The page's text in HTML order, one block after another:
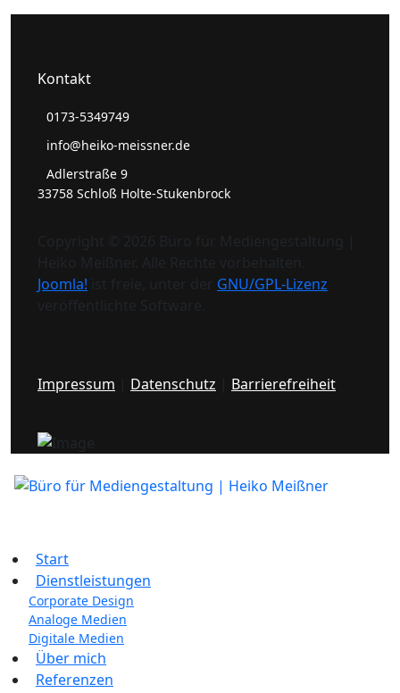
Kontakt
0173-5349749
info@heiko-meissner.de
Adlerstraße 9
33758 Schloß Holte-Stukenbrock
Joomla!
GNU/GPL-Lizenz
Impressum Datenschutz Barrierefreiheit
Start
Dienstleistungen
Corporate Design
Analoge Medien
Digitale Medien
Über mich
Referenzen